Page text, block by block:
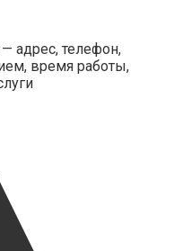
адрес, телефон,
время работы,